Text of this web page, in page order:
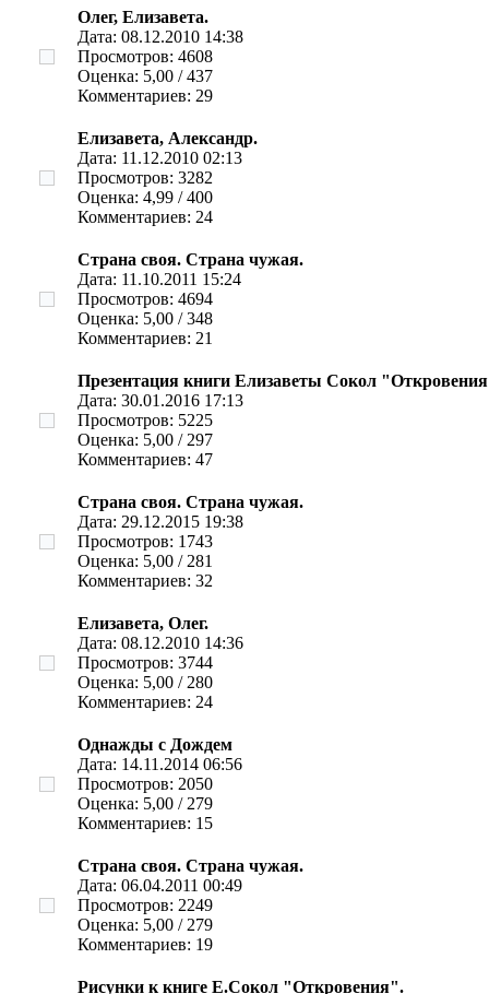
Олег, Елизавета.
Дата: 08.12.2010 14:38
Просмотров: 4608
Оценка: 5,00 / 437
Комментариев: 29
Елизавета, Александр.
Дата: 11.12.2010 02:13
Просмотров: 3282
Оценка: 4,99 / 400
Комментариев: 24
Страна своя. Страна чужая.
Дата: 11.10.2011 15:24
Просмотров: 4694
Оценка: 5,00 / 348
Комментариев: 21
Презентация книги Елизаветы Сокол
Дата: 30.01.2016 17:13
Просмотров: 5225
Оценка: 5,00 / 297
Комментариев: 47
Страна своя. Страна чужая.
Дата: 29.12.2015 19:38
Просмотров: 1743
Оценка: 5,00 / 281
Комментариев: 32
Елизавета, Олег.
Дата: 08.12.2010 14:36
Просмотров: 3744
Оценка: 5,00 / 280
Комментариев: 24
Однажды с Дождем
Дата: 14.11.2014 06:56
Просмотров: 2050
Оценка: 5,00 / 279
Комментариев: 15
Страна своя. Страна чужая.
Дата: 06.04.2011 00:49
Просмотров: 2249
Оценка: 5,00 / 279
Комментариев: 19
Рисунки к книге Е.Сокол "Откровения".